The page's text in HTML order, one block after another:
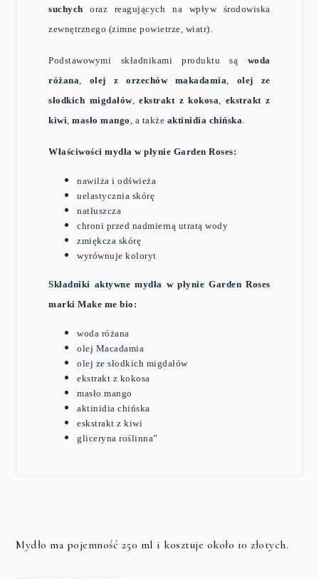
suchych oraz reagujących na wpływ środowiska
zewnętrznego (zimne powietrze, wiatr).
Podstawowymi składnikami produktu są woda
różana
olej z orzechów makadamia
olej ze
słodkich migdałów,ekstrakt z kokosa
ekstrakt z
kiwi ,masło mango , a także aktinidia chińska
Właściwości mydła w płynie Garden Roses:
nawilża i odświeża
uelastycznia skórę
natłuszcza
chroni przed nadmierną utratą wody
zmiękcza skórę
wyrównuje koloryt
Składniki aktywne mydła w płynie Garden Roses
marki Make me bio:
woda różana
olej Macadamia
olej ze słodkich migdałów
ekstrakt z kokosa
masło mango
aktinidia chińska
eskstrakt z kiwi
gliceryna roślinna”
Mydło ma pojemność 250 ml i kosztuje około 10 złotych.